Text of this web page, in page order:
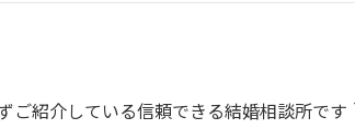
ご紹介している信頼できる結婚相談所です